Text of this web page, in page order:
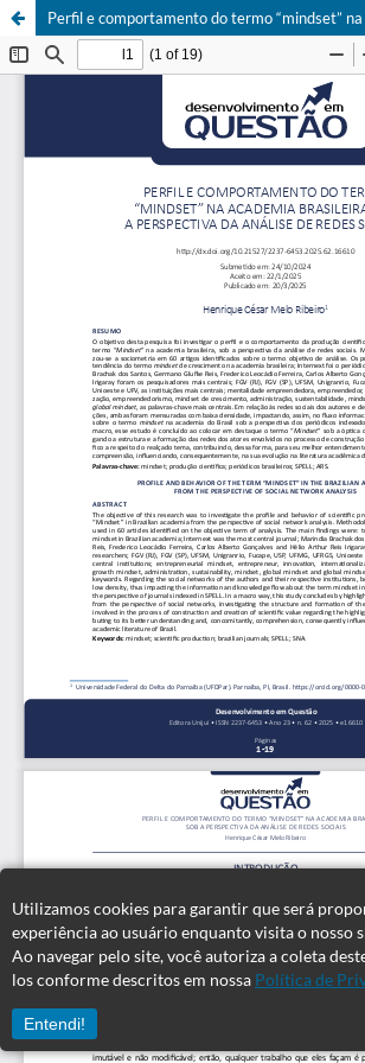
Utilizamos cookies para garantir que será
experiência ao usuário enquanto visita o nosso
Ao navegar pelo site, você autoriza a coleta
los conforme descritos em nossa Política de
Entendi!